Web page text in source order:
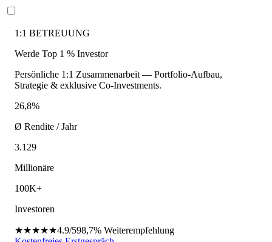
1:1 BETREUUNG
Werde Top 1 % Investor
Persönliche 1:1 Zusammenarbeit — Portfolio-Aufbau,
Strategie & exklusive Co-Investments.
26,8%
Ø Rendite / Jahr
3.129
Millionäre
100K+
Investoren
★★★★★4.9/598,7% Weiterempfehlung